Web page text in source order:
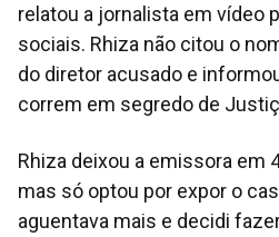
relatou a jornalista em vídeo
sociais. Rhiza não citou o
do diretor acusado e
correm em segredo de
Rhiza deixou a emissora em
mas só optou por expor o
aguentava mais e decidi